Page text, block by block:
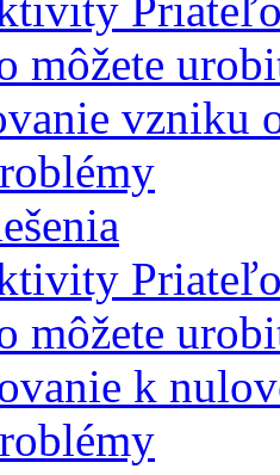
môžete
vzniku
môžete
k